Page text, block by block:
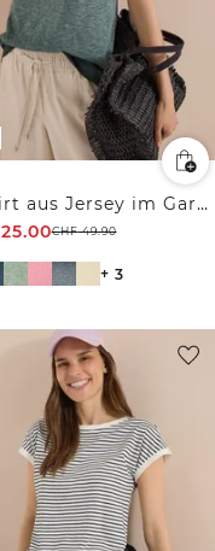
T-Shirt aus Jersey im Garment Dye Look
25.00CHF49.90
+ 3